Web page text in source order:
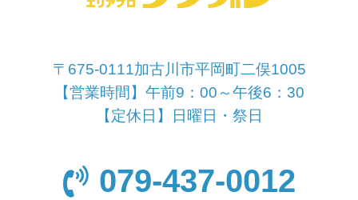
〒675-0111加古川市平岡町二俣1005
【営業時間】午前9：00～午後6：30
【定休日】日曜日・祭日
079-437-0012